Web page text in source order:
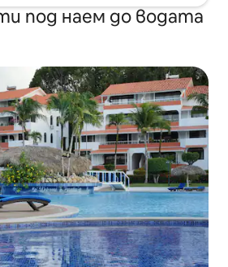
под наем до водата